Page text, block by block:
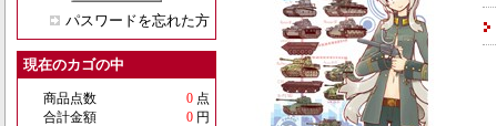
パスワードを忘れた方
現在のカゴの中
商品点数 0 点
合計金額
0 円